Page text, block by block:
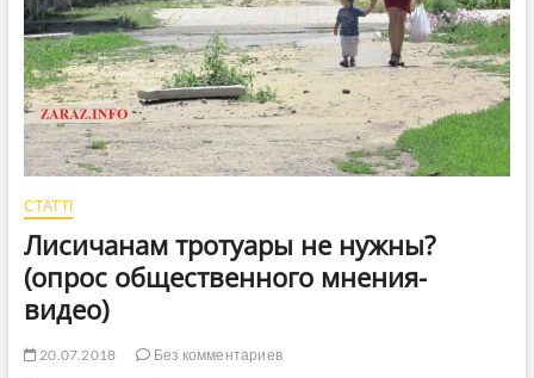
тротуаров
и
дорог
СТАТТІ
Лисичанам тротуары не нужны?
(опрос общественного мнения-
видео)
20.07.2018
Без комментариев